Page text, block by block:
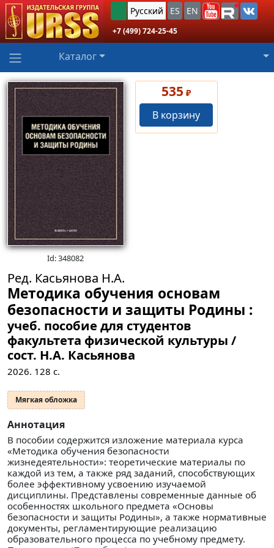
Русский ES EN
+7 (499) 724-25-45
Каталог
Id: 348082
535 ₽
В корзину
Ред. Касьянова Н.А.
Методика обучения основам
безопасности и защиты Родины :
учеб. пособие для студентов
факультета физической культуры /
сост. Н.А. Касьянова
2026. 128 с.
Мягкая обложка
Аннотация
В пособии содержится изложение материала курса
«Методика обучения безопасности
жизнедеятельности»: теоретические материалы по
каждой из тем, а также ряд заданий, способствующих
более эффективному усвоению изучаемой
дисциплины. Представлены современные данные об
особенностях школьного предмета «Основы
безопасности и защиты Родины», а также нормативные
документы, регламентирующие реализацию
образовательного процесса по учебному предмету.